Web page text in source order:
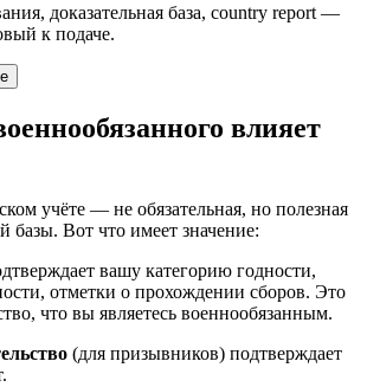
доказательная база, country report —
к подаче.
влияет
учёте — не обязательная, но полезная
базы. Вот что имеет значение:
вашу категорию годности,
отметки о прохождении сборов. Это
что вы являетесь военнообязанным.
(для призывников) подтверждает